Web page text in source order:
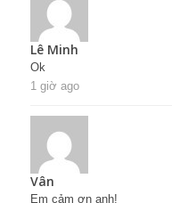
Lê Minh
Ok
1 giờ ago
Vân
Em cảm ơn anh!